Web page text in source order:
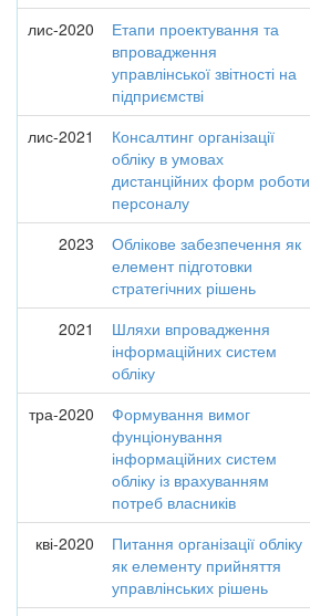
лис-2020
Етапи проектування та
впровадження
управлінської звітності на
підприємстві
лис-2021
Консалтинг організації
обліку в умовах
дистанційних форм роботи
персоналу
2023
Облікове забезпечення як
елемент підготовки
стратегічних рішень
2021
Шляхи впровадження
інформаційних систем
обліку
тра-2020
Формування вимог
фунціонування
інформаційних систем
обліку із врахуванням
потреб власників
кві-2020
Питання організації обліку
як елементу прийняття
управлінських рішень